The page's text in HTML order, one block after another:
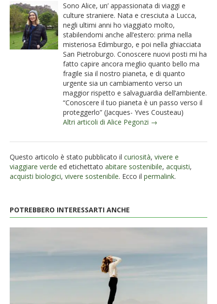
Sono Alice, un’ appassionata di viaggi e
culture straniere. Nata e cresciuta a Lucca,
negli ultimi anni ho viaggiato molto,
stabilendomi anche all’estero: prima nella
misteriosa Edimburgo, e poi nella ghiacciata
San Pietroburgo. Conoscere nuovi posti mi ha
fatto capire ancora meglio quanto bello ma
fragile sia il nostro pianeta, e di quanto
urgente sia un cambiamento verso un
maggior rispetto e salvaguardia dell’ambiente.
“Conoscere il tuo pianeta è un passo verso il
proteggerlo” (Jacques- Yves Cousteau)
Altri articoli di Alice Pegonzi →
Questo articolo è stato pubblicato il curiosità, vivere e
viaggiare verde ed etichettato abitare sostenibile, acquisti,
acquisti biologici, vivere sostenibile. Ecco il permalink.
POTREBBERO INTERESSARTI ANCHE